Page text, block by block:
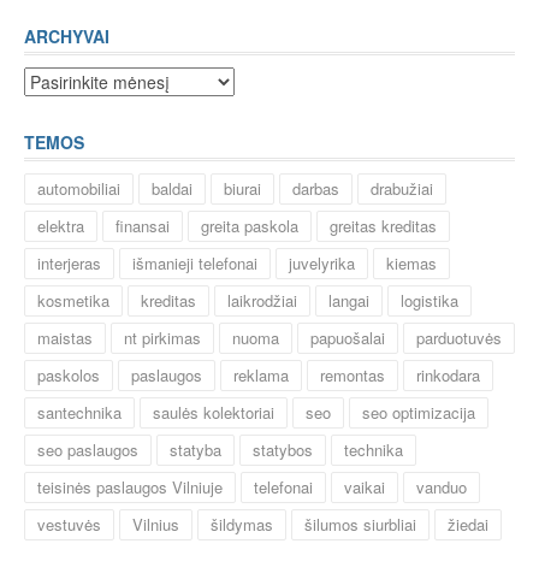
ARCHYVAI
Archyvai
TEMOS
automobiliai baldai biurai darbas
drabužiai
elektra
finansai greita paskola
greitas kreditas
interjeras
išmanieji telefonai juvelyrika
kiemas
kosmetika
kreditas laikrodžiai langai
logistika
maistas
nt pirkimas nuoma papuošalai
parduotuvės
paskolos
paslaugos reklama remontas
rinkodara
santechnika
saulės kolektoriai seo
seo optimizacija
seo paslaugos
statyba statybos
technika
teisinės paslaugos Vilniuje
telefonai vaikai
vanduo
vestuvės
Vilnius šildymas šilumos siurbliai žiedai